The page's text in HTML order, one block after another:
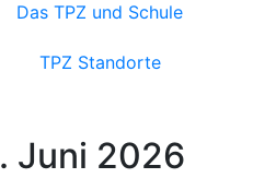
Das TPZ und Schule
TPZ Standorte
Juni 2026